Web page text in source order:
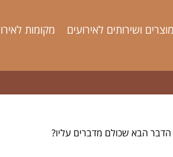
מוצרים ושירותים לאירועים מקומות
הבא שכולם מדברים עליו?